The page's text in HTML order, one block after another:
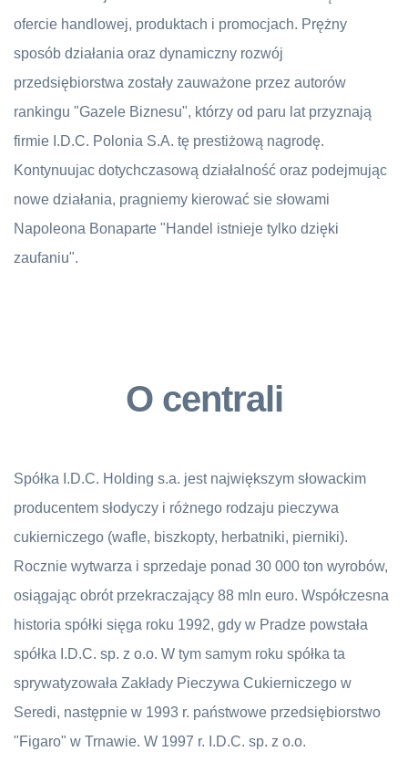
ofercie handlowej, produktach i promocjach. Prężny
sposób działania oraz dynamiczny rozwój
przedsiębiorstwa zostały zauważone przez autorów
rankingu "Gazele Biznesu", którzy od paru lat przyznają
firmie I.D.C. Polonia S.A. tę prestiżową nagrodę.
Kontynuujac dotychczasową działalność oraz podejmując
nowe działania, pragniemy kierować sie słowami
Napoleona Bonaparte "Handel istnieje tylko dzięki
zaufaniu".
O centrali
Spółka I.D.C. Holding s.a. jest największym słowackim
producentem słodyczy i różnego rodzaju pieczywa
cukierniczego (wafle, biszkopty, herbatniki, pierniki).
Rocznie wytwarza i sprzedaje ponad 30 000 ton wyrobów,
osiągając obrót przekraczający 88 mln euro. Współczesna
historia spółki sięga roku 1992, gdy w Pradze powstała
spółka I.D.C. sp. z o.o. W tym samym roku spółka ta
sprywatyzowała Zakłady Pieczywa Cukierniczego w
Seredi, następnie w 1993 r. państwowe przedsiębiorstwo
"Figaro" w Trnawie. W 1997 r. I.D.C. sp. z o.o.